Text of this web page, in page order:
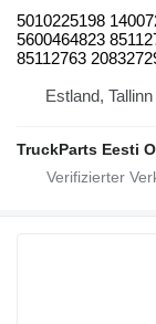
5010225198
5600464823
85112763
Estland, Tallinn
TruckParts Eesti